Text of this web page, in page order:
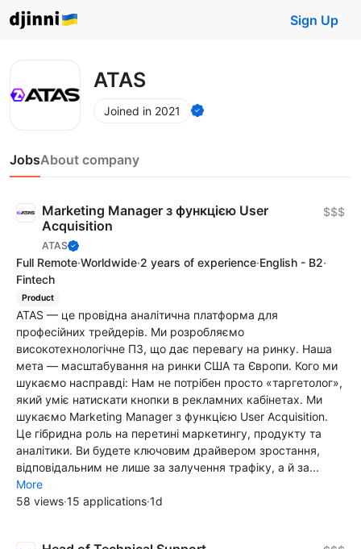
Sign Up
ATAS
Joined in 2021
JobsAbout company
Marketing Manager з функцією User
Acquisition
ATAS
$$$
Full Remote·Worldwide·2 years of experience·English - B2·
Fintech
Product
ATAS — це провідна аналітична платформа для
професійних трейдерів. Ми розробляємо
високотехнологічне ПЗ, що дає перевагу на ринку. Наша
мета — масштабування на ринки США та Європи. Кого ми
шукаємо насправді: Нам не потрібен просто «таргетолог»,
який уміє натискати кнопки в рекламних кабінетах. Ми
шукаємо Marketing Manager з функцією User Acquisition.
Це гібридна роль на перетині маркетингу, продукту та
аналітики. Ви будете ключовим драйвером зростання,
відповідальним не лише за залучення трафіку, а й за...
More
58 views·15 applications·1d